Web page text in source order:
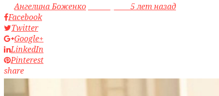
byАнгелина Боженко
5 лет назад
Facebook
Twitter
Google+
LinkedIn
Pinterest
share